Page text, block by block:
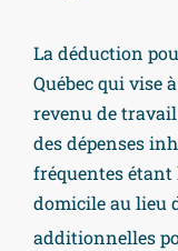
La déduction
Québec qui vise
revenu de
des dépenses
fréquentes étant
domicile au lieu
additionnelles